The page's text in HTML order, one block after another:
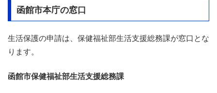
函館市本庁の窓口
生活保護の申請は、保健福祉部生活支援総務課が窓口とな
ります。
函館市保健福祉部生活支援総務課